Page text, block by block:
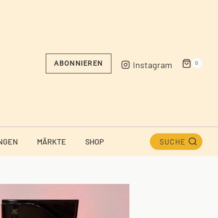
ABONNIEREN Instagram 0
MÄRKTE SHOP SUCHE